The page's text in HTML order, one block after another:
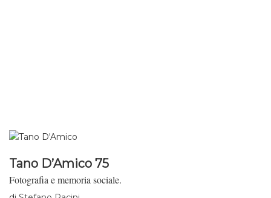
Tano D’Amico 75
Fotografia e memoria sociale.